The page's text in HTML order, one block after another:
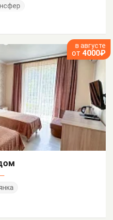
в августе
от 4000₽